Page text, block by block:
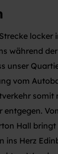
locker
während
unser
vom
somit
entgegen.
Hall bringt
ins Herz